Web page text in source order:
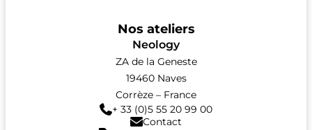
Nos ateliers
Neology
ZA de la Geneste
19460 Naves
Corrèze – France
+ 33 (0)5 55 20 99 00
Contact